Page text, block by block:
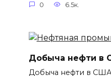
0 6.5к.
Добыча нефти в
Добыча нефти в